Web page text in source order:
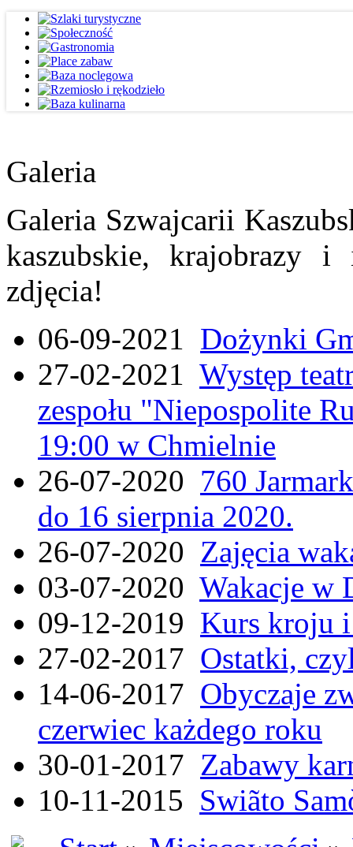
Galeria
Galeria Szwajcarii
kaszubskie, krajobrazy
zdjęcia!
06-09-2021 Dożynki
27-02-2021 Występ
zespołu "Niepospolite
19:00 w Chmielnie
26-07-2020 760
do 16 sierpnia 2020.
26-07-2020 Zajęcia
03-07-2020 Wakacje w
09-12-2019 Kurs kroju i
27-02-2017 Ostatki,
14-06-2017 Obyczaje
czerwiec każdego roku
30-01-2017 Zabawy
10-11-2015 Swiãto